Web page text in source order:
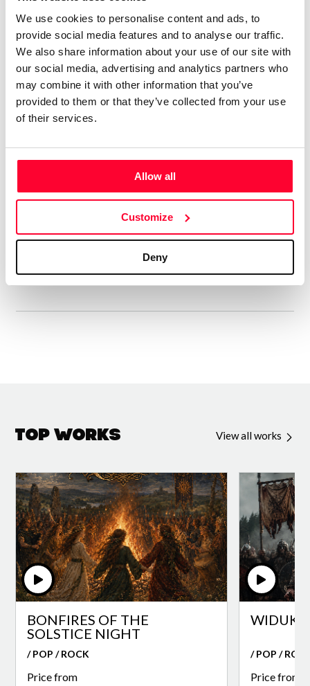
We use cookies to personalise content and ads, to
provide social media features and to analyse our traffic.
We also share information about your use of our site with
our social media, advertising and analytics partners who
may combine it with other information that you’ve
provided to them or that they’ve collected from your use
of their services.
Allow all
Customize
Deny
más sencillas e intimistas.
Tengo 74 álbumes en el mercado
digital, con el alias de aRPA”
Soy licenciado en Historia Antigua. Siempre me ha gustado
la música, y he tocado y compuesto en un grupo de rock
soy más bien autodidacta. Me gustan muchos estilos, pero
de Wagner y los compositores rusos del Grupo de lis Cinco.
Aún cuando estaba en el grupo ya hacía música electrónica,
así que me viene de lejos. En ese estilo admiro sobre todo a
Top Works View all works
BONFIRES OF THE
SOLSTICE NIGHT
/ POP / ROCK
Price from
/ POP /
Price from